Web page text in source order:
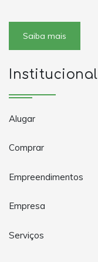
Saiba mais
Institucional
Alugar
Comprar
Empreendimentos
Empresa
Serviços